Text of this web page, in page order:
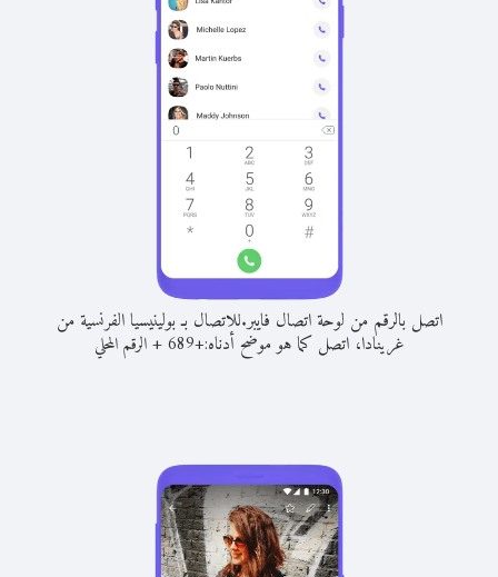
اتصل بالرقم من لوحة اتصال فايبر.للاتصال بـ بولينيسيا الفرنسية من
غرينادا، اتصل كما هو موضح أدناه:+
689
+الرقم المحلي